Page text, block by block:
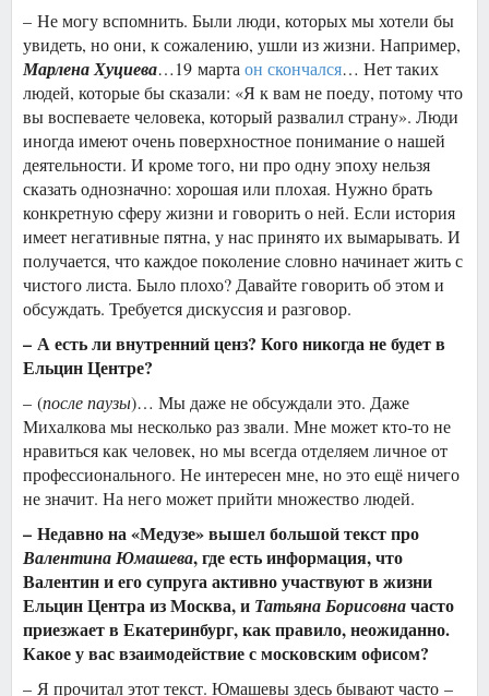
– Не могу вспомнить. Были люди, которых мы хотели бы
увидеть, но они, к сожалению, ушли из жизни. Например,
Марлена Хуциева…19 марта он скончался… Нет таких
людей, которые бы сказали: «Я к вам не поеду, потому что
вы воспеваете человека, который развалил страну». Люди
иногда имеют очень поверхностное понимание о нашей
деятельности. И кроме того, ни про одну эпоху нельзя
сказать однозначно: хорошая или плохая. Нужно брать
конкретную сферу жизни и говорить о ней. Если история
имеет негативные пятна, у нас принято их вымарывать. И
получается, что каждое поколение словно начинает жить с
чистого листа. Было плохо? Давайте говорить об этом и
обсуждать. Требуется дискуссия и разговор.
– А есть ли внутренний ценз? Кого никогда не будет в
Ельцин Центре?
– (после паузы)… Мы даже не обсуждали это. Даже
Михалкова мы несколько раз звали. Мне может кто-то не
нравиться как человек, но мы всегда отделяем личное от
профессионального. Не интересен мне, но это ещё ничего
не значит. На него может прийти множество людей.
– Недавно на «Медузе» вышел большой текст про
Валентина Юмашева, где есть информация, что
Валентин и его супруга активно участвуют в жизни
Ельцин Центра из Москва, и Татьяна Борисовначасто
приезжает в Екатеринбург, как правило, неожиданно.
Какое у вас взаимодействие с московским офисом?
– Я прочитал этот текст. Юмашевы здесь бывают часто –